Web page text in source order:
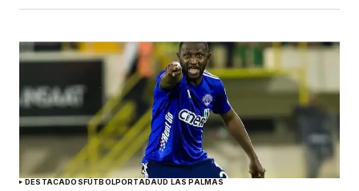
DESTACADOSFÚTBOLPORTADAUD LAS PALMAS